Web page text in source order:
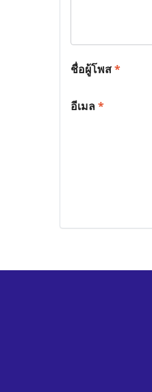
ชื่อผู้โพส*
อีเมล*